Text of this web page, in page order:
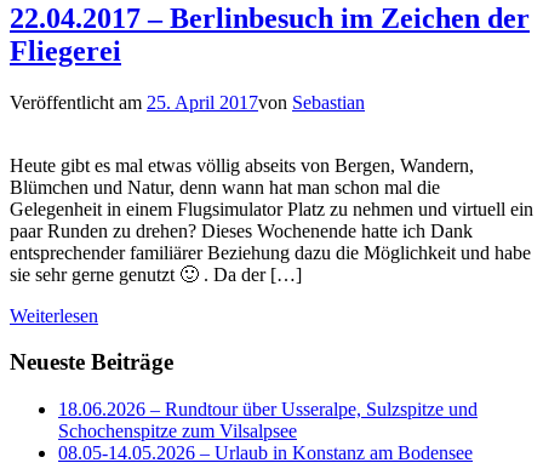
22.04.2017 – Berlinbesuch im Zeichen der
Fliegerei
Veröffentlicht am 25. April 2017von Sebastian
Heute gibt es mal etwas völlig abseits von Bergen, Wandern,
Blümchen und Natur, denn wann hat man schon mal die
Gelegenheit in einem Flugsimulator Platz zu nehmen und virtuell ein
paar Runden zu drehen? Dieses Wochenende hatte ich Dank
entsprechender familiärer Beziehung dazu die Möglichkeit und habe
sie sehr gerne genutzt 🙂 . Da der […]
Weiterlesen
Neueste Beiträge
18.06.2026 – Rundtour über Usseralpe, Sulzspitze und
Schochenspitze zum Vilsalpsee
08.05-14.05.2026 – Urlaub in Konstanz am Bodensee